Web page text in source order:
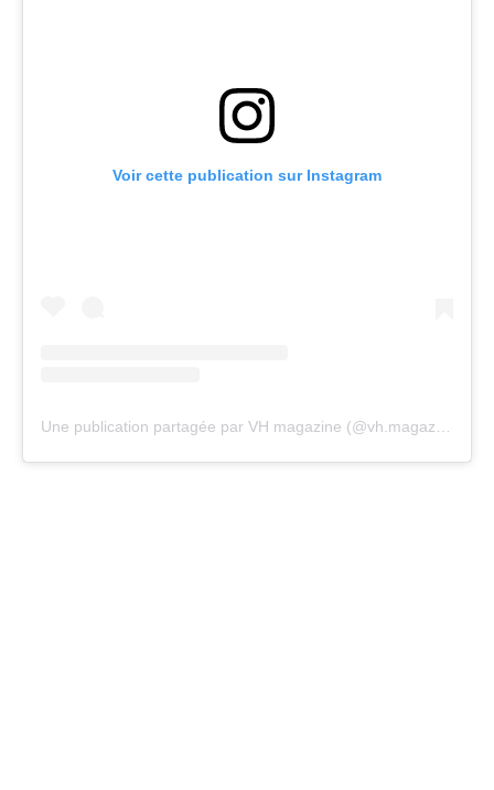
Voir cette publication sur Instagram
Une publication partagée par VH magazine (@vh.magazine)